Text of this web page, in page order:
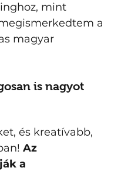
mint
a
magyar
is nagyot
és kreatívabb,
Az
a